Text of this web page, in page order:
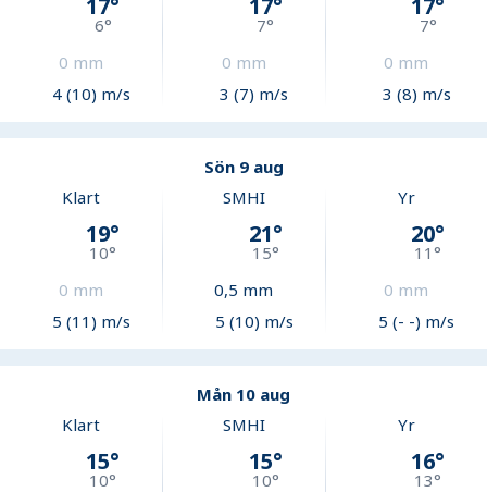
6°
0 mm
4 (10) m/s
7°
0 mm
3 (7) m/s
7°
0 mm
3 (8) m/s
Sön 9 aug
Klart
19°
10°
0 mm
5 (11) m/s
SMHI
21°
15°
0,5 mm
5 (10) m/s
Yr
20°
11°
0 mm
5 (- -) m/s
Mån 10 aug
Klart
15°
10°
SMHI
15°
10°
Yr
16°
13°